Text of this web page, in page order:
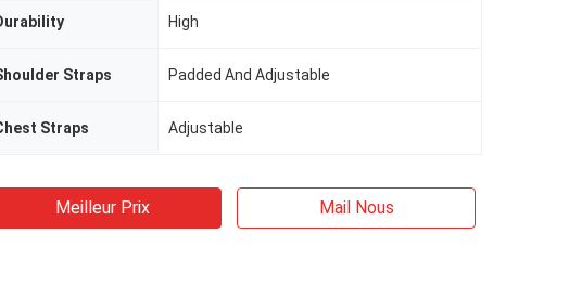
High
Straps Padded And Adjustable
Straps Adjustable
Meilleur Prix Mail Nous